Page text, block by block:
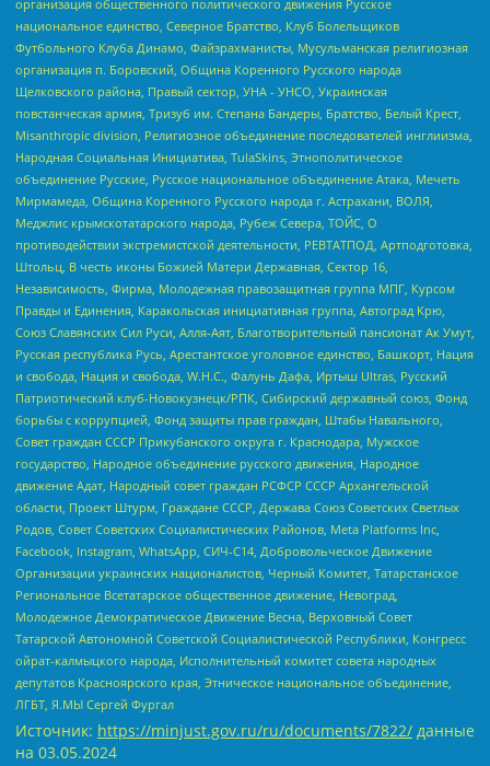
организация общественного политического движения Русское
национальное единство, Северное Братство, Клуб Болельщиков
Футбольного Клуба Динамо, Файзрахманисты, Мусульманская религиозная
организация п. Боровский, Община Коренного Русского народа
Щелковского района, Правый сектор, УНА - УНСО, Украинская
повстанческая армия, Тризуб им. Степана Бандеры, Братство, Белый Крест,
Misanthropic division, Религиозное объединение последователей инглиизма,
Народная Социальная Инициатива, TulaSkins, Этнополитическое
объединение Русские, Русское национальное объединение Атака, Мечеть
Мирмамеда, Община Коренного Русского народа г. Астрахани, ВОЛЯ,
Меджлис крымскотатарского народа, Рубеж Севера, ТОЙС, О
противодействии экстремистской деятельности, РЕВТАТПОД, Артподготовка,
Штольц, В честь иконы Божией Матери Державная, Сектор 16,
Независимость, Фирма, Молодежная правозащитная группа МПГ, Курсом
Правды и Единения, Каракольская инициативная группа, Автоград Крю,
Союз Славянских Сил Руси, Алля-Аят, Благотворительный пансионат Ак Умут,
Русская республика Русь, Арестантское уголовное единство, Башкорт, Нация
и свобода, Нация и свобода, W.H.С., Фалунь Дафа, Иртыш Ultras, Русский
Патриотический клуб-Новокузнецк/РПК, Сибирский державный союз, Фонд
борьбы с коррупцией, Фонд защиты прав граждан, Штабы Навального,
Совет граждан СССР Прикубанского округа г. Краснодара, Мужское
государство, Народное объединение русского движения, Народное
движение Адат, Народный совет граждан РСФСР СССР Архангельской
области, Проект Штурм, Граждане СССР, Держава Союз Советских Светлых
Родов, Совет Советских Социалистических Районов, Meta Platforms Inc,
Facebook, Instagram, WhatsApp, СИЧ-С14, Добровольческое Движение
Организации украинских националистов, Черный Комитет, Татарстанское
Региональное Всетатарское общественное движение, Невоград,
Молодежное Демократическое Движение Весна, Верховный Совет
Татарской Автономной Советской Социалистической Республики, Конгресс
ойрат-калмыцкого народа, Исполнительный комитет совета народных
депутатов Красноярского края, Этническое национальное объединение,
ЛГБТ, Я.МЫ Сергей Фургал
Источник: https://minjust.gov.ru/ru/documents/7822/ данные
на 03.05.2024